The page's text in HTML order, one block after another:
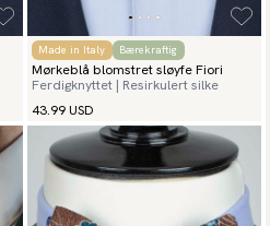
Made in Italy Bærekraftig
Mørkeblå blomstret sløyfe Fiori
Ferdigknyttet | Resirkulert silke
43.99 USD